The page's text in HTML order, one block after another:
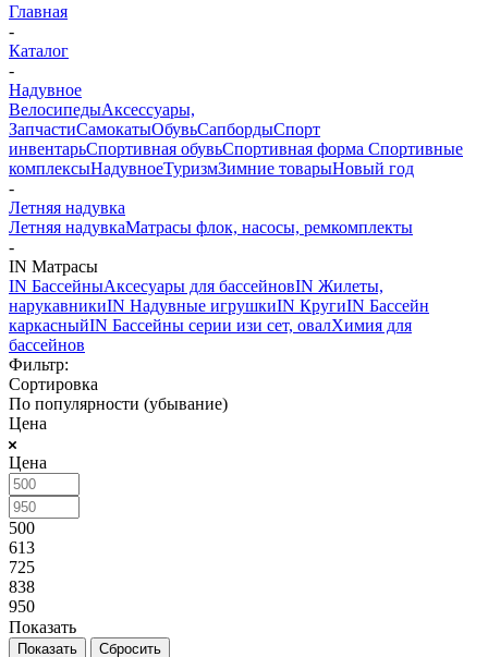
Главная
-
Каталог
-
Надувное
ВелосипедыАксессуары,
ЗапчастиСамокатыОбувьСапбордыСпорт
инвентарьСпортивная обувьСпортивная форма Спортивные
комплексыНадувноеТуризмЗимние товарыНовый год
-
Летняя надувка
Летняя надувкаМатрасы флок, насосы, ремкомплекты
-
IN Матрасы
IN БассейныАксесуары для бассейновIN Жилеты,
нарукавникиIN Надувные игрушкиIN КругиIN Бассейн
каркасныйIN Бассейны серии изи сет, овалХимия для
бассейнов
Фильтр:
Сортировка
По популярности (убывание)
Цена
Цена
500
613
725
838
950
Показать
Сбросить